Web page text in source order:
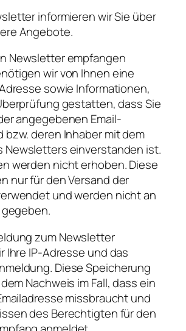
informieren wir Sie über
Angebote.
Newsletter empfangen
wir von Ihnen eine
sowie Informationen,
gestatten, dass Sie
angegebenen Email-
bzw. deren Inhaber mit dem
Newsletters einverstanden ist.
werden nicht erhoben. Diese
nur für den Versand der
und werden nicht an
zum Newsletter
Ihre IP-Adresse und das
Diese Speicherung
Nachweis im Fall, dass ein
missbraucht und
des Berechtigten für den